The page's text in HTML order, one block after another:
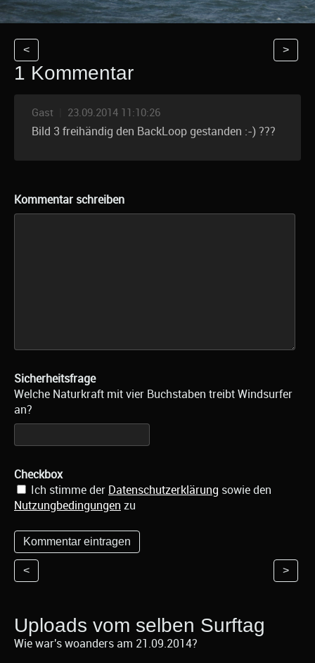
< >
1 Kommentar
Gast 23.09.2014 11:10:26
Bild 3 freihändig den BackLoop gestanden :-) ???
Kommentar schreiben
Sicherheitsfrage
Welche Naturkraft mit vier Buchstaben treibt Windsurfer
an?
Checkbox
Ich stimme der Datenschutzerklärung sowie den
Nutzungbedingungen zu
< >
Uploads vom selben Surftag
Wie war's woanders am 21.09.2014?